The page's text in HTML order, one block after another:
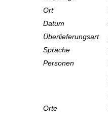
Ort
Datum
Überlieferungsart
Sprache
Personen
Orte